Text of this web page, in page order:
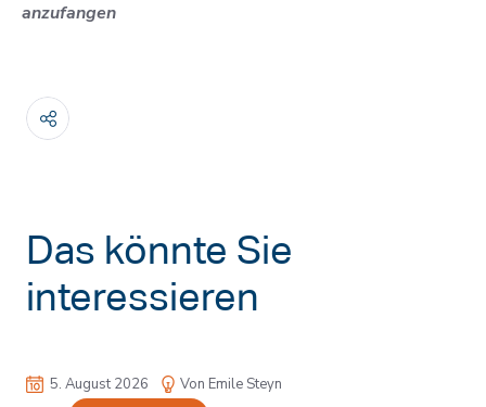
anzufangen
Das könnte Sie
interessieren
Von Emile Steyn
5. August 2026